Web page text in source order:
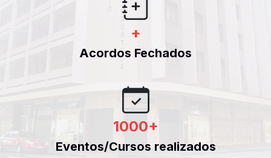
+
Acordos Fechados
1000+
Eventos/Cursos realizados